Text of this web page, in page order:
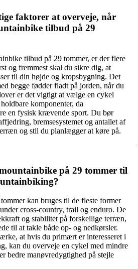
faktorer at overveje, når
tilbud på 29
tilbud på 29 tommer, er der flere
og fremmest skal du sikre dig, at
til din højde og kropsbygning. Det
begge fødder fladt på jorden, når du
er det vigtigt at vælge en cykel
komponenter, da
en fysisk krævende sport. Du bør
bremsesystemet og antallet af
og stil du planlægger at køre på.
på 29 tommer til
kan bruges til de fleste former
cross-country, trail og enduro. De
og stabilitet på forskellige terræn,
til at takle både op- og nedkørsler.
at hvis du primært er interesseret i
kan du overveje en cykel med mindre
bedre manøvredygtighed på stejle